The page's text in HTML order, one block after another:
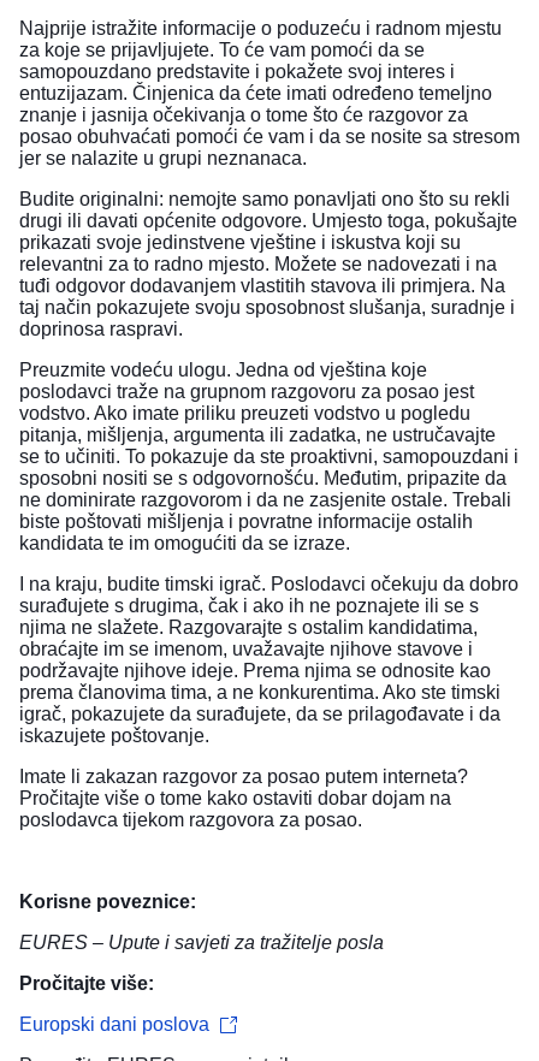
Najprije istražite informacije o poduzeću i radnom mjestu
za koje se prijavljujete. To će vam pomoći da se
samopouzdano predstavite i pokažete svoj interes i
entuzijazam. Činjenica da ćete imati određeno temeljno
znanje i jasnija očekivanja o tome što će razgovor za
posao obuhvaćati pomoći će vam i da se nosite sa stresom
jer se nalazite u grupi neznanaca.
Budite originalni: nemojte samo ponavljati ono što su rekli
drugi ili davati općenite odgovore. Umjesto toga, pokušajte
prikazati svoje jedinstvene vještine i iskustva koji su
relevantni za to radno mjesto. Možete se nadovezati i na
tuđi odgovor dodavanjem vlastitih stavova ili primjera. Na
taj način pokazujete svoju sposobnost slušanja, suradnje i
doprinosa raspravi.
Preuzmite vodeću ulogu. Jedna od vještina koje
poslodavci traže na grupnom razgovoru za posao jest
vodstvo. Ako imate priliku preuzeti vodstvo u pogledu
pitanja, mišljenja, argumenta ili zadatka, ne ustručavajte
se to učiniti. To pokazuje da ste proaktivni, samopouzdani i
sposobni nositi se s odgovornošću. Međutim, pripazite da
ne dominirate razgovorom i da ne zasjenite ostale. Trebali
biste poštovati mišljenja i povratne informacije ostalih
kandidata te im omogućiti da se izraze.
I na kraju, budite timski igrač. Poslodavci očekuju da dobro
surađujete s drugima, čak i ako ih ne poznajete ili se s
njima ne slažete. Razgovarajte s ostalim kandidatima,
obraćajte im se imenom, uvažavajte njihove stavove i
podržavajte njihove ideje. Prema njima se odnosite kao
prema članovima tima, a ne konkurentima. Ako ste timski
igrač, pokazujete da surađujete, da se prilagođavate i da
iskazujete poštovanje.
Imate li zakazan razgovor za posao putem interneta?
Pročitajte više o tome kako ostaviti dobar dojam na
poslodavca tijekom razgovora za posao.
Korisne poveznice:
EURES – Upute i savjeti za tražitelje posla
Pročitajte više:
Europski dani poslova